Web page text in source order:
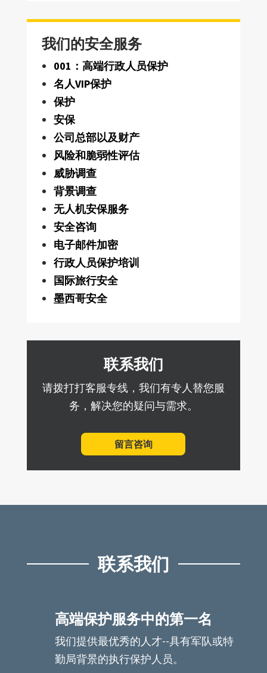
我们的安全服务
001：高端行政人员保护
名人VIP保护
保护
安保
公司总部以及财产
风险和脆弱性评估
威胁调查
背景调查
无人机安保服务
安全咨询
电子邮件加密
行政人员保护培训
国际旅行安全
墨西哥安全
联系我们
请拨打打客服专线，我们有专人替您服
务，解决您的疑问与需求。
留言咨询
联系我们
高端保护服务中的第一名
我们提供最优秀的人才--具有军队或特
勤局背景的执行保护人员。